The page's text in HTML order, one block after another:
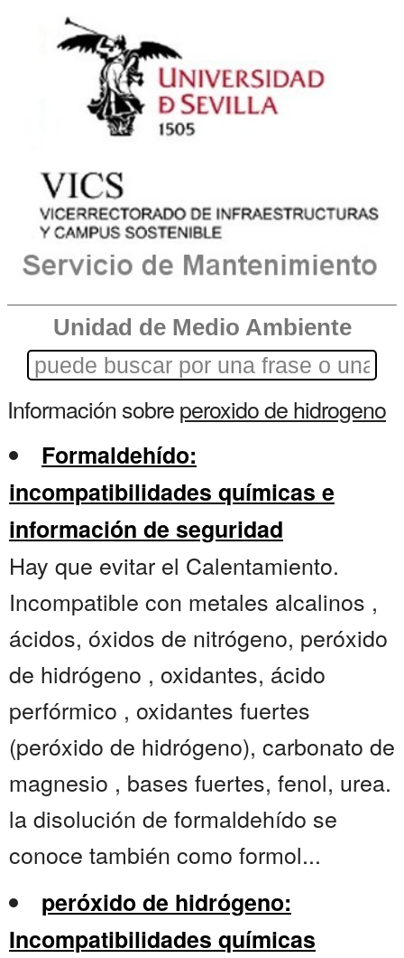
Unidad de Medio Ambiente
Información sobreperoxido de hidrogeno
Formaldehído:
incompatibilidades químicas e
información de seguridad
Hay que evitar el Calentamiento.
Incompatible con metales alcalinos ,
ácidos, óxidos de nitrógeno, peróxido
de hidrógeno , oxidantes, ácido
perfórmico , oxidantes fuertes
(peróxido de hidrógeno), carbonato de
magnesio , bases fuertes, fenol, urea.
la disolución de formaldehído se
conoce también como formol...
peróxido de hidrógeno:
Incompatibilidades químicas